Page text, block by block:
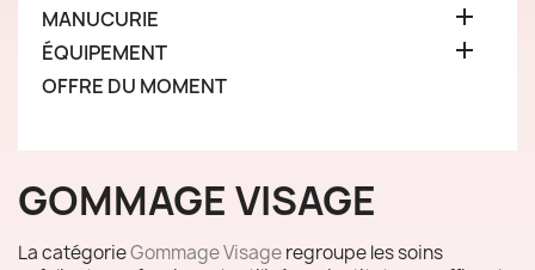
MANUCURIE 
ÉQUIPEMENT 
OFFRE DU MOMENT
GOMMAGE VISAGE
La catégorieGommage Visageregroupe les soins